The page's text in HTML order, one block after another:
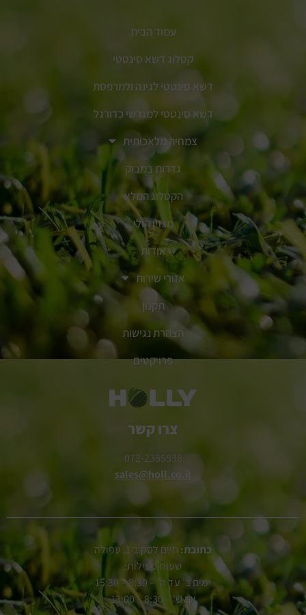
עמוד הבית
קטלוג דשא סינטטי
דשא סינטטי לגינה ולמרפסת
דשא סינטטי למגרשי כדורגל
צמחיה מלאכותית
גדרות במבוק
הקטלוג המלא
מגזין הולי
אודות
אזורי שירות
תקנון
הצהרת נגישות
פרויקטים
צרו קשר
072-2365538
sales@holl.co.il
כתובת: חיים לסקוב 1, עפולה
שעות פעילות:
ימים ב' עד ה' – 8:30 – 15:30
יום ש' – 8:30 – 13:00